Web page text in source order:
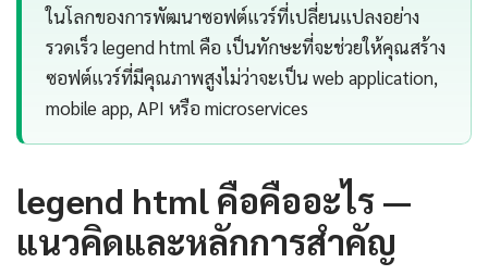
ในโลกของการพัฒนาซอฟต์แวร์ที่เปลี่ยนแปลงอย่าง
รวดเร็ว legend html คือ เป็นทักษะที่จะช่วยให้คุณสร้าง
ซอฟต์แวร์ที่มีคุณภาพสูงไม่ว่าจะเป็น web application,
mobile app, API หรือ microservices
legend html คือคืออะไร —
แนวคิดและหลักการสำคัญ